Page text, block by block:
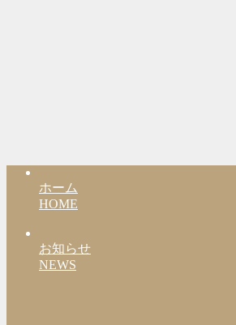
ホーム
HOME
お知らせ
NEWS